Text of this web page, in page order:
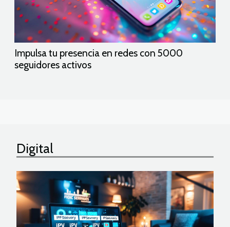
Impulsa tu presencia en redes con 5000
seguidores activos
Digital